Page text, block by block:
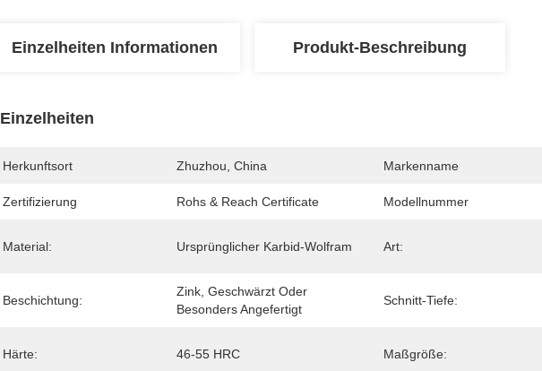
Einzelheiten Informationen Produkt-Beschreibung
Einzelheiten
Herkunftsort Zhuzhou, China Markenname
Zertifizierung Rohs & Reach Certificate Modellnummer
Material: Ursprünglicher Karbid-Wolfram Art:
Beschichtung:
Zink, Geschwärzt Oder
Besonders Angefertigt
Schnitt-Tiefe:
Härte: 46-55 HRC Maßgröße: